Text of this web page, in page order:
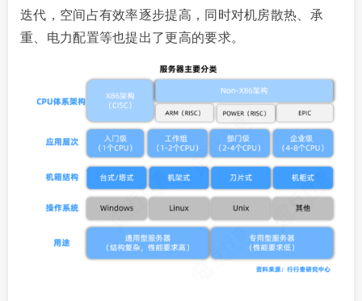
迭代，空间占有效率逐步提高，同时对机房散热、承
重、电力配置等也提出了更高的要求。